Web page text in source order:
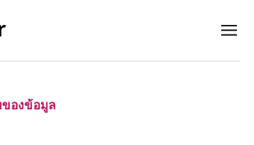
องข้อมูล